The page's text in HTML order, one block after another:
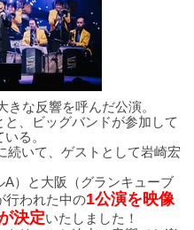
きな反響を呼んだ公演。
、ビッグバンドが参加して
る。
続いて、ゲストとして岩崎宏
）と大阪（グランキューブ
行われた中の1公演を映像
決定いたしました！